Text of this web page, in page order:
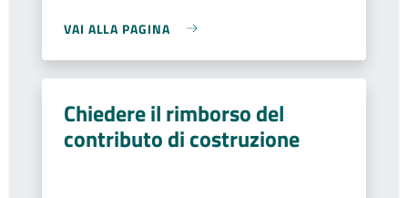
VAI ALLA PAGINA
Chiedere il rimborso del
contributo di costruzione